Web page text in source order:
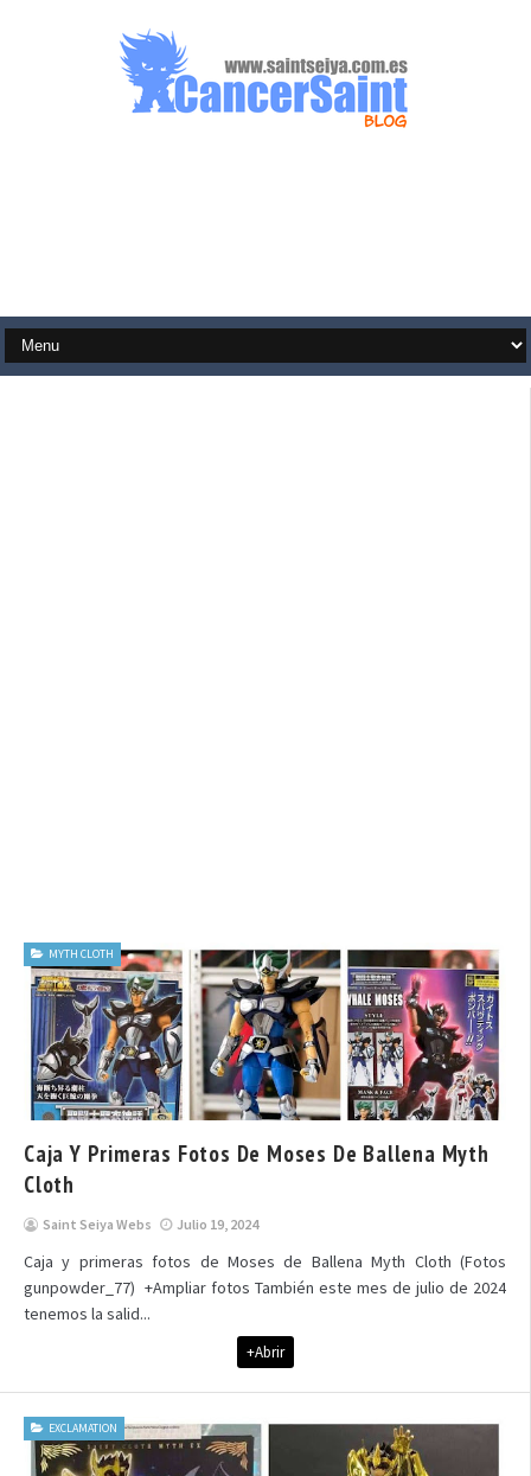
MYTH CLOTH
Caja Y Primeras Fotos De Moses De Ballena Myth
Cloth
Saint Seiya Webs Julio 19, 2024
Caja y primeras fotos de Moses de Ballena Myth Cloth (Fotos
gunpowder_77) +Ampliar fotos También este mes de julio de 2024
tenemos la salid...
+Abrir
EXCLAMATION